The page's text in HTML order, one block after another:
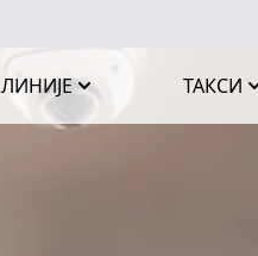
ЛИНИЈЕ ТАКСИ